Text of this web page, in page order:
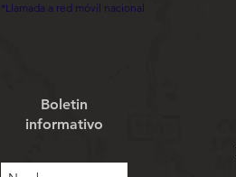
*Llamada a red móvil nacional
Boletin
informativo